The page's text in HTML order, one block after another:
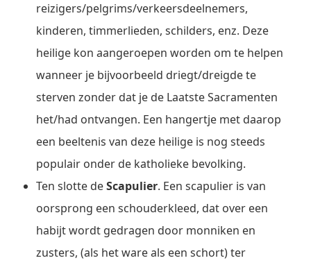
reizigers/pelgrims/verkeersdeelnemers,
kinderen, timmerlieden, schilders, enz. Deze
heilige kon aangeroepen worden om te helpen
wanneer je bijvoorbeeld driegt/dreigde te
sterven zonder dat je de Laatste Sacramenten
het/had ontvangen. Een hangertje met daarop
een beeltenis van deze heilige is nog steeds
populair onder de katholieke bevolking.
Ten slotte deScapulier. Een scapulier is van
oorsprong een schouderkleed, dat over een
habijt wordt gedragen door monniken en
zusters, (als het ware als een schort) ter